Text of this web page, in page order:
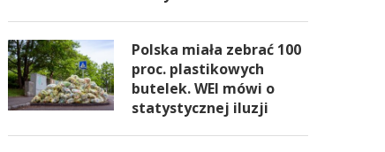
Polska miała zebrać 100
proc. plastikowych
butelek. WEI mówi o
statystycznej iluzji